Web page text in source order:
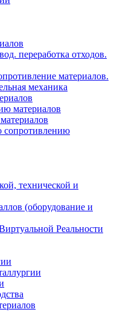
переработка отходов.
материалов.
механика
материалов
сопротивлению
технической и
(оборудование и
Реальности